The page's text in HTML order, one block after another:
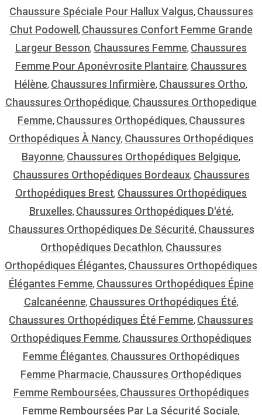
Chaussure Spéciale Pour Hallux Valgus, Chaussures
Chut Podowell , Chaussures Confort Femme Grande
Largeur Besson, Chaussures Femme, Chaussures
Femme Pour Aponévrosite Plantaire, Chaussures
Hélène, Chaussures Infirmière, Chaussures Ortho,
Chaussures Orthopédique, Chaussures Orthopedique
Femme, Chaussures Orthopédiques, Chaussures
Orthopédiques À Nancy, Chaussures Orthopédiques
Bayonne, Chaussures Orthopédiques Belgique,
Chaussures Orthopédiques Bordeaux, Chaussures
Orthopédiques Brest, Chaussures Orthopédiques
Bruxelles, Chaussures Orthopédiques D'été,
Chaussures Orthopédiques De Sécurité, Chaussures
Orthopédiques Decathlon, Chaussures
Orthopédiques Élégantes, Chaussures Orthopédiques
Élégantes Femme, Chaussures Orthopédiques Épine
Calcanéenne, Chaussures Orthopédiques Été,
Chaussures Orthopédiques Été Femme, Chaussures
Orthopédiques Femme, Chaussures Orthopédiques
Femme Élégantes, Chaussures Orthopédiques
Femme Pharmacie, Chaussures Orthopédiques
Femme Remboursées, Chaussures Orthopédiques
Femme Remboursées Par La Sécurité Sociale,